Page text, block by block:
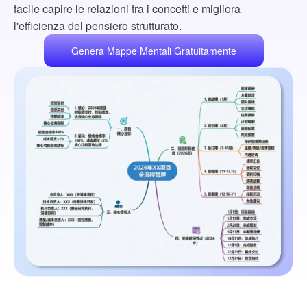
facile capire le relazioni tra i concetti e migliora
l'efficienza del pensiero strutturato.
Genera Mappe Mentali Gratuitamente